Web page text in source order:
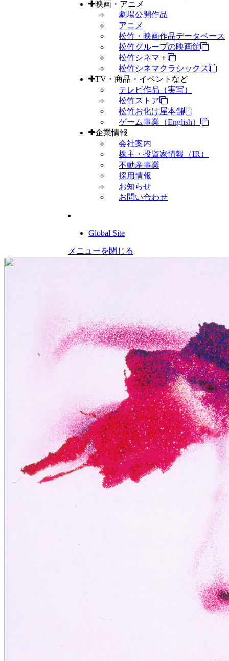
映画・アニメ
劇場公開作品
アニメ
松竹・映画作品データベース
松竹グループの映画館
松竹シネマ＋
松竹シネマクラシックス
TV・商品・イベントなど
テレビ作品（実写）
松竹ストア
松竹お化け屋本舗
ゲーム事業（English）
企業情報
会社案内
株主・投資家情報（IR）
不動産事業
採用情報
お知らせ
お問い合わせ
Global Site
メニューを閉じる